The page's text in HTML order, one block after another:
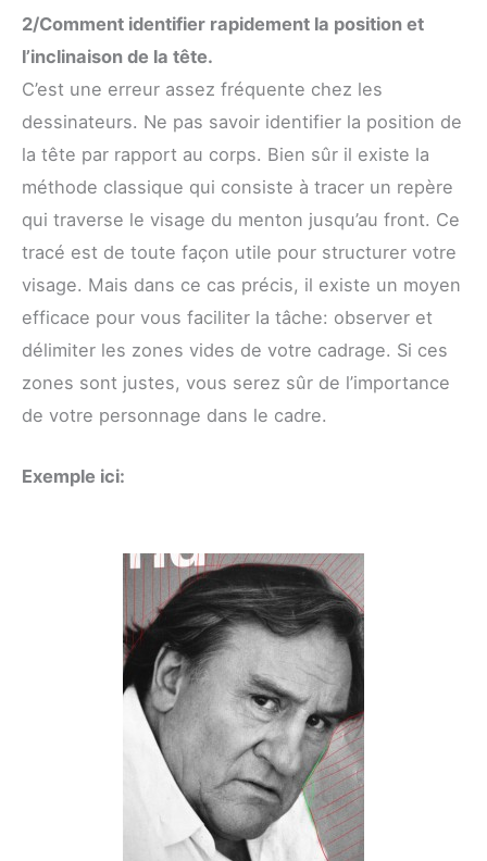
2/Comment identifier rapidement la position et
l’inclinaison de la tête.
C’est une erreur assez fréquente chez les
dessinateurs. Ne pas savoir identifier la position de
la tête par rapport au corps. Bien sûr il existe la
méthode classique qui consiste à tracer un repère
qui traverse le visage du menton jusqu’au front. Ce
tracé est de toute façon utile pour structurer votre
visage. Mais dans ce cas précis, il existe un moyen
efficace pour vous faciliter la tâche: observer et
délimiter les zones vides de votre cadrage. Si ces
zones sont justes, vous serez sûr de l’importance
de votre personnage dans le cadre.
Exemple ici: